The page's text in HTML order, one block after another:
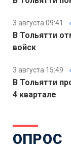
3 августа 09:41
В Тольятти
войск
3 августа 15:49
В Тольятти
4 квартале
ОПРОС